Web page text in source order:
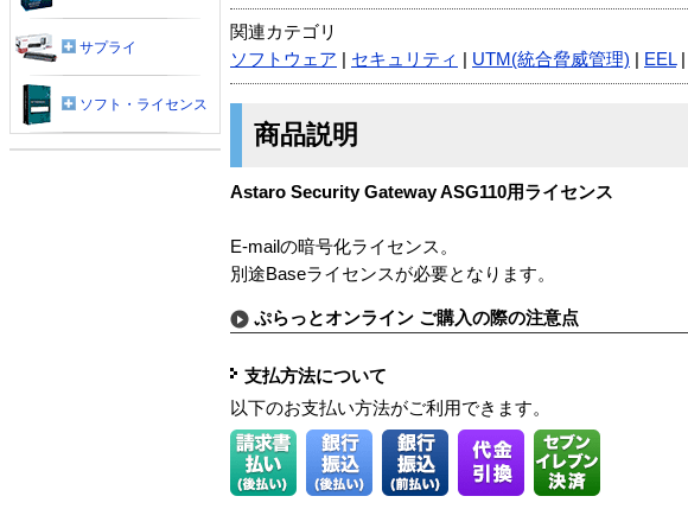
関連カテゴリ
ソフトウェア
セキュリティ UTM(統合脅威管理) EEL|
商品説明
Astaro Security Gateway ASG110用ライセンス
E-mailの暗号化ライセンス。
別途Baseライセンスが必要となります。
ぷらっとオンライン ご購入の際の注意点
支払方法について
以下のお支払い方法がご利用できます。
サプライ
ソフト・ライセンス